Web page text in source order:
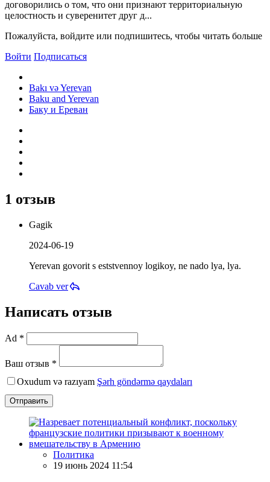
договорились о том, что они признают территориальную
целостность и суверенитет друг д...
Пожалуйста, войдите или подпишитесь, чтобы читать больше
Войти Подписаться
Bakı və Yerevan
Baku and Yerevan
Баку и Ереван
1 отзыв
Gagik
2024-06-19
Yerevan govorit s eststvennoy logikoy, ne nado lya, lya.
Cavab ver
Написать отзыв
Ad *
Ваш отзыв *
Oxudum və razıyam Şərh göndərmə qaydaları
Отправить
Политика
19 июнь 2024 11:54